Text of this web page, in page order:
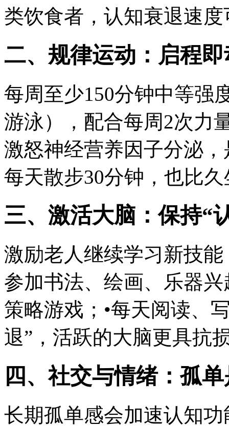
类饮食者，认知衰退速度
二、规律运动：启程
每周至少150分钟中等强
游泳），配合每周2次力
激怒神经营养因子分泌
每天散步30分钟，也比
三、激活大脑：保持“
激励老人继续学习新技
参加书法、绘画、乐器
策略游戏；•每天阅读、
退”，活跃的大脑更具抗
四、社交与情绪：孤
长期孤单感会加速认知